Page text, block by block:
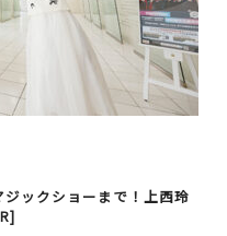
ジックショーまで！上西玲